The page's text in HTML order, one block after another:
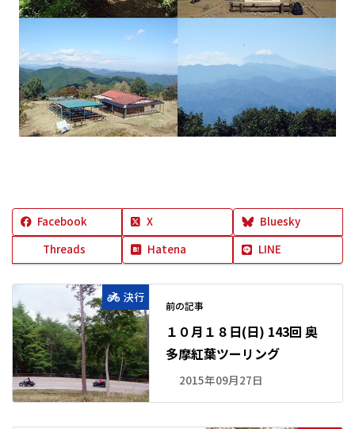
Facebook X
Bluesky
Threads
Hatena LINE
決行
前の記事
１０月１８日(日) 143回 奥
多摩紅葉ツーリング
2015年09月27日